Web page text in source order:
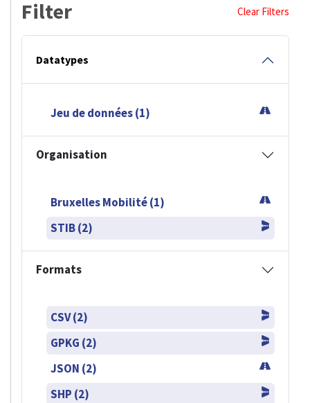
Filter Clear Filters
Datatypes
Jeu de données (1)
Organisation
Bruxelles Mobilité (1)
STIB (2)
Formats
CSV (2)
GPKG (2)
JSON (2)
SHP (2)